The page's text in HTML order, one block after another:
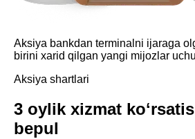
Aksiya bankdan terminalni ijaraga
birini xarid qilgan yangi mijozlar
Aksiya shartlari
3 oylik xizmat
bepul